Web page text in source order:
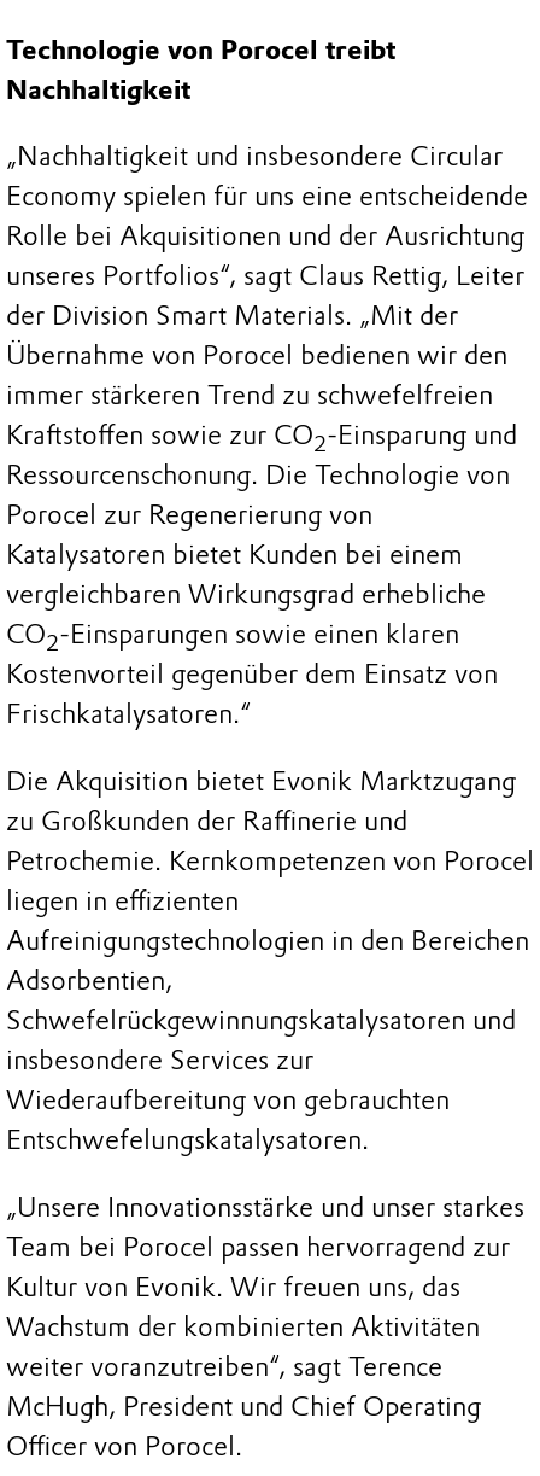
Technologie von Porocel treibt
Nachhaltigkeit
„Nachhaltigkeit und insbesondere Circular
Economy spielen für uns eine entscheidende
Rolle bei Akquisitionen und der Ausrichtung
unseres Portfolios“, sagt Claus Rettig, Leiter
der Division Smart Materials. „Mit der
Übernahme von Porocel bedienen wir den
immer stärkeren Trend zu schwefelfreien
Kraftstoffen sowie zur CO2-Einsparung und
Ressourcenschonung. Die Technologie von
Porocel zur Regenerierung von
Katalysatoren bietet Kunden bei einem
vergleichbaren Wirkungsgrad erhebliche
CO2-Einsparungen sowie einen klaren
Kostenvorteil gegenüber dem Einsatz von
Frischkatalysatoren.“
Die Akquisition bietet Evonik Marktzugang
zu Großkunden der Raffinerie und
Petrochemie. Kernkompetenzen von Porocel
liegen in effizienten
Aufreinigungstechnologien in den Bereichen
Adsorbentien,
Schwefelrückgewinnungskatalysatoren und
insbesondere Services zur
Wiederaufbereitung von gebrauchten
Entschwefelungskatalysatoren.
„Unsere Innovationsstärke und unser starkes
Team bei Porocel passen hervorragend zur
Kultur von Evonik. Wir freuen uns, das
Wachstum der kombinierten Aktivitäten
weiter voranzutreiben“, sagt Terence
McHugh, President und Chief Operating
Officer von Porocel.